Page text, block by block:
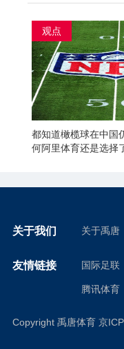
观点
都知道橄榄球在中国
何阿里体育还是选择
关于我们 关于禹唐
友情链接 国际足联
腾讯体育
Copyright 禹唐体育 京